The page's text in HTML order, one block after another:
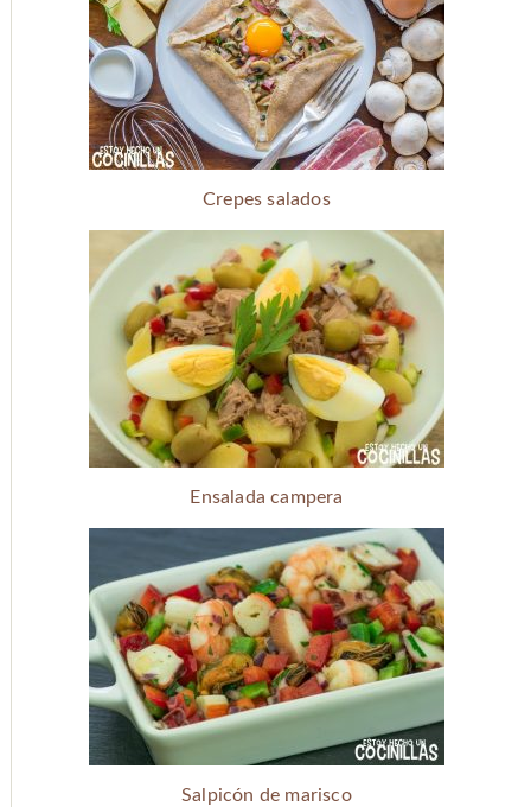
Crepes salados
Ensalada campera
Salpicón de marisco